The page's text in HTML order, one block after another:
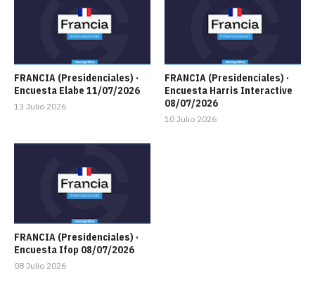
FRANCIA (Presidenciales) ·
Encuesta Elabe 11/07/2026
13 Julio 2026
FRANCIA (Presidenciales) ·
Encuesta Harris Interactive
08/07/2026
10 Julio 2026
FRANCIA (Presidenciales) ·
Encuesta Ifop 08/07/2026
08 Julio 2026